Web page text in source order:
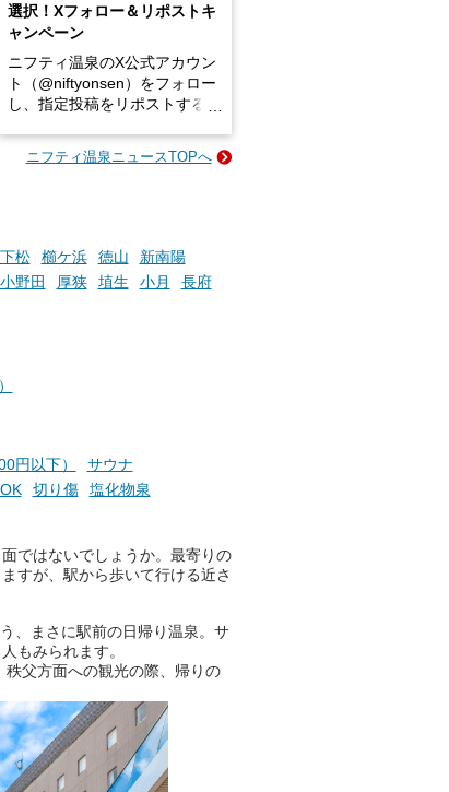
選択！Xフォロー＆リポストキ
ャンペーン
ニフティ温泉のX公式アカウン
ト（@niftyonsen）をフォロー
し、指定投稿をリポストする
GIFT500円分をプレゼントい
ニフティ温泉ニュースTOPへ
下松 櫛ケ浜 徳山
新南陽
小野田 厚狭 埴生 小月
長府
円以下）
サウナ
切り傷 塩化物泉
ではないでしょうか。最寄りの
すが、駅から歩いて行ける近さ
、まさに駅前の日帰り温泉。サ
もみられます。
父方面への観光の際、帰りの